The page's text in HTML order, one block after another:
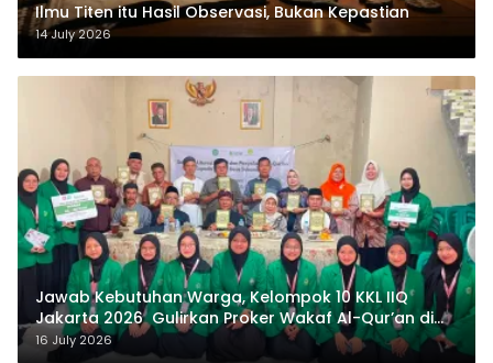
Ilmu Titen itu Hasil Observasi, Bukan Kepastian
14 July 2026
Jawab Kebutuhan Warga, Kelompok 10 KKL IIQ
Jakarta 2026 Gulirkan Proker Wakaf Al-Qur’an di
Sukamanah
16 July 2026